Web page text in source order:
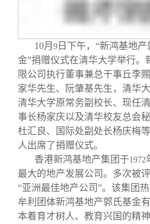
校友文苑
校友讲坛
校友视界
三创大赛
实用信息
会长致辞
总会章程
理事会名单
制度法规
联系我们
10月 9 日 下午，“新鸿基地
金”捐赠仪式在清华大学举行。
限公司执行董事兼总干事丘李
家华先生、阮肇基先生，清华
清华大学原常务副校长、现任
事长杨家庆以及清华校友总会
杜汇良、国际处副处长杨庆梅
人出席了捐赠仪式。
香港新鸿基地产集团于1972
最大的地产发展公司。多次被
“亚洲最佳地产公司”。该集团
牟利团体新鸿基地产郭氏基金
本着育才树人、教育兴国的精